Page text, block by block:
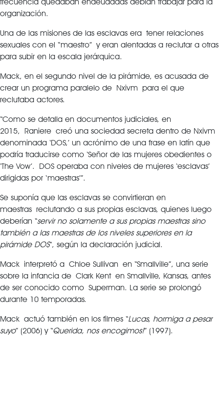
organización.
Una de las misiones de las esclavas era tener relaciones
sexuales con el “maestro” y eran alentadas a reclutar a otras
para subir en la escala jerárquica.
Mack, en el segundo nivel de la pirámide, es acusada de
crear un programa paralelo de Nxivm para el que
reclutaba actores.
“Como se detalla en documentos judiciales, en
2015, Raniere creó una sociedad secreta dentro de Nxivm
denominada ‘DOS,’ un acrónimo de una frase en latín que
podría traducirse como ‘Señor de las mujeres obedientes o
‘The Vow’. DOS operaba con niveles de mujeres ‘esclavas’
dirigidas por ‘maestras’”.
Se suponía que las esclavas se convirtieran en
maestras reclutando a sus propias esclavas, quienes luego
deberían “servir no solamente a sus propias maestras sino
también a las maestras de los niveles superiores en la
pirámide DOS“, según la declaración judicial.
Mack interpretó a Chloe Sullivan en “Smallville”, una serie
sobre la infancia de Clark Kent en Smallville, Kansas, antes
de ser conocido como Superman. La serie se prolongó
durante 10 temporadas.
Mack actuó también en los filmes “Lucas, hormiga a pesar
suyo” (2006) y “Querida, nos encogimos!” (1997).